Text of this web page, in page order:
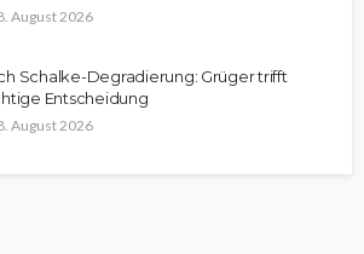
August 2026
Schalke-Degradierung: Grüger trifft
Entscheidung
August 2026